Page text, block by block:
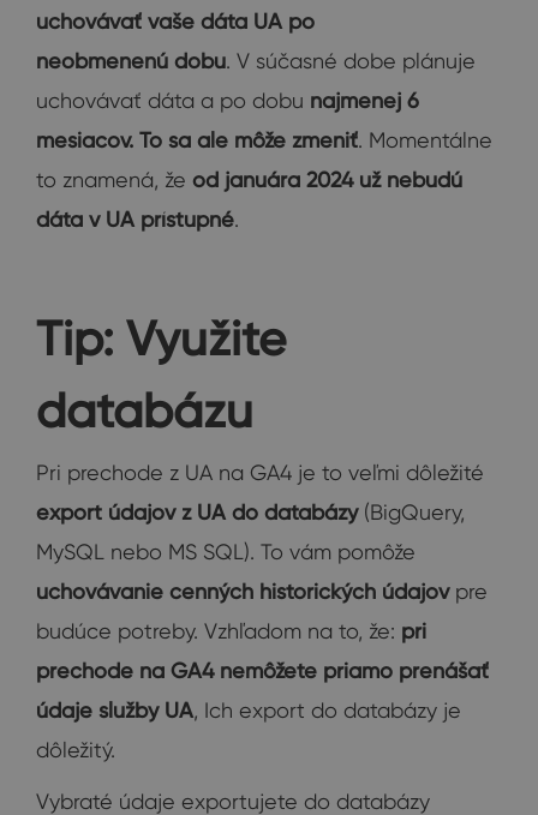
uchovávať vaše dáta UA po
neobmenenú dobu. V súčasné dobe plánuje
uchovávať dáta a po dobu najmenej 6
mesiacov. To sa ale môže zmeniť. Momentálne
to znamená, že od januára 2024 už nebudú
dáta v UA prístupné.
Tip: Využite
databázu
Pri prechode z UA na GA4 je to veľmi dôležité
export údajov z UA do databázy (BigQuery,
MySQL nebo MS SQL). To vám pomôže
uchovávanie cenných historických údajovpre
budúce potreby. Vzhľadom na to, že: pri
prechode na GA4 nemôžete priamo prenášať
údaje služby UA, Ich export do databázy je
dôležitý.
Vybraté údaje exportujete do databázy